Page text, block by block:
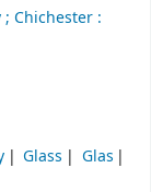
; Chichester :
Glass
Glas